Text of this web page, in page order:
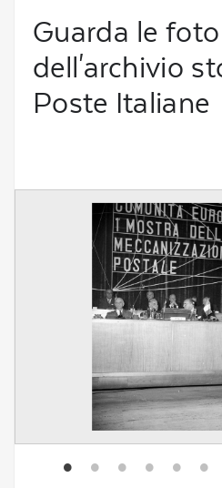
Guarda le foto
dell'archivio
Poste Italiane